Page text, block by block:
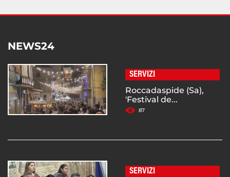
NEWS24
SERVIZI
Roccadaspide (Sa),
'Festival de...
87
SERVIZI